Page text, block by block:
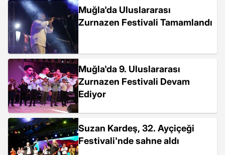
Muğla'da Uluslararası
Zurnazen Festivali Tamamlandı
Muğla'da 9. Uluslararası
Zurnazen Festivali Devam
Ediyor
Suzan Kardeş, 32. Ayçiçeği
Festivali'nde sahne aldı